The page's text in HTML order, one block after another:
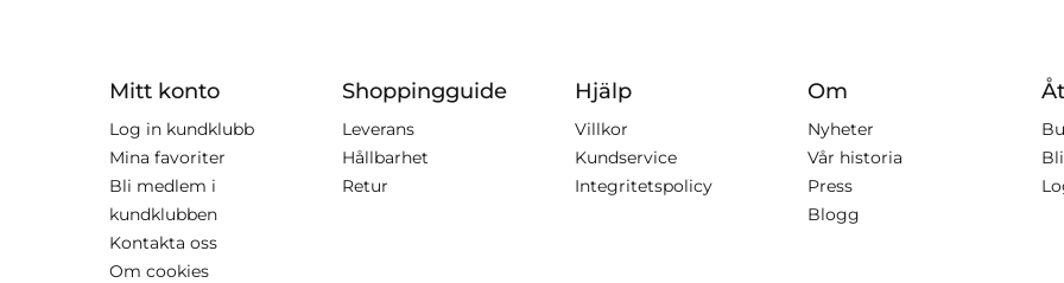
Mitt konto
Log in kundklubb
Mina favoriter
Bli medlem i
kundklubben
Kontakta oss
Om cookies
Shoppingguide
Leverans
Hållbarhet
Retur
Hjälp
Villkor
Kundservice
Integritetspolicy
Om
Nyheter
Vår historia
Press
Blogg